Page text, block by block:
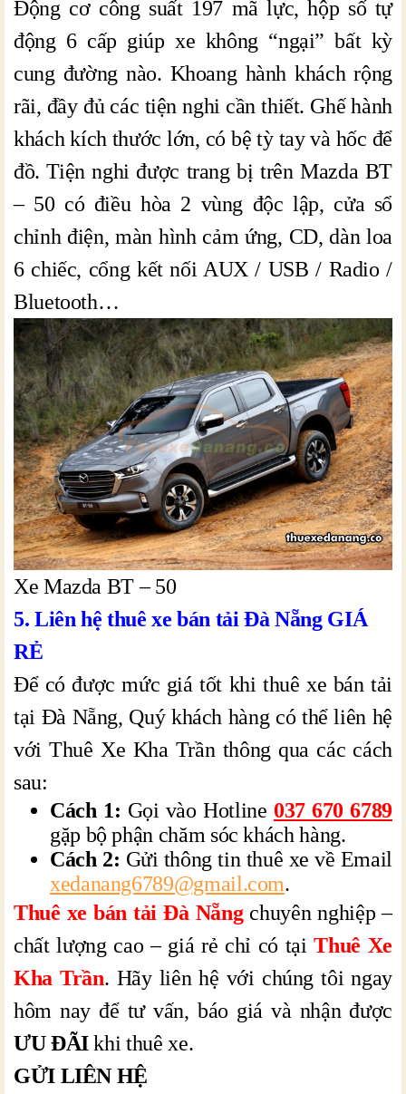
Động cơ công suất 197 mã lực, hộp số tự
động 6 cấp giúp xe không “ngại” bất kỳ
cung đường nào. Khoang hành khách rộng
rãi, đầy đủ các tiện nghi cần thiết. Ghế hành
khách kích thước lớn, có bệ tỳ tay và hốc để
đồ. Tiện nghi được trang bị trên Mazda BT
– 50 có điều hòa 2 vùng độc lập, cửa sổ
chỉnh điện, màn hình cảm ứng, CD, dàn loa
6 chiếc, cổng kết nối AUX / USB / Radio /
Bluetooth…
Xe Mazda BT – 50
5. Liên hệ thuê xe bán tải Đà Nẵng GIÁ
RẺ
Để có được mức giá tốt khi thuê xe bán tải
tại Đà Nẵng, Quý khách hàng có thể liên hệ
với Thuê Xe Kha Trần thông qua các cách
sau:
Cách 1: Gọi vào Hotline 037 670 6789
gặp bộ phận chăm sóc khách hàng.
Cách 2: Gửi thông tin thuê xe về Email
xedanang6789@gmail.com.
Thuê xe bán tải Đà Nẵngchuyên nghiệp –
chất lượng cao – giá rẻ chỉ có tạiThuê Xe
Kha Trần. Hãy liên hệ với chúng tôi ngay
hôm nay để tư vấn, báo giá và nhận được
ƯU ĐÃIkhi thuê xe.
GỬI LIÊN HỆ